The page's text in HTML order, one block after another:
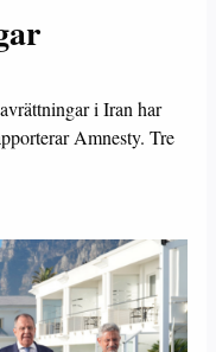
i Iran har
Amnesty. Tre